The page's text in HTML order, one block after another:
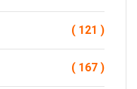
( 121 )
( 167 )